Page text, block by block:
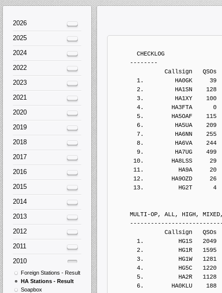
CHECKLOG
--------
Callsign   QSOs  Points
1.         HA0GK     39
2.         HA1SN    128
3.         HA1XY    100
4.        HA3FTA      0
5.        HA5OAF    115
6.         HA5UA    209
7.         HA6NN    255
8.         HA6VA    244
9.         HA7UG    499
10.        HA8LSS     29
11.          HA9A     20
12.        HA9OZD     26
13.          HG2T      4
MULTI-OP, ALL, HIGH, MIXED,
Callsign   QSOs  Points
1.          HG1S   2049
2.          HG1R   1595
3.          HG1W   1281
4.          HG5C   1220
5.          HA2R   1128
6.        HA0KLU    188
2026
2025
2024
2022
2023
2021
2020
2019
2018
2017
2016
2015
2014
2013
2012
2011
2010
Foreign Stations - Result
HA Stations - Result
Soapbox